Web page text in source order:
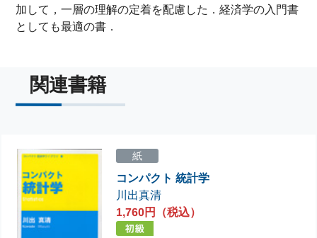
加して，一層の理解の定着を配慮した．経済学の入門書
としても最適の書．
関連書籍
紙
コンパクト 統計学
川出真清
1,760円（税込）